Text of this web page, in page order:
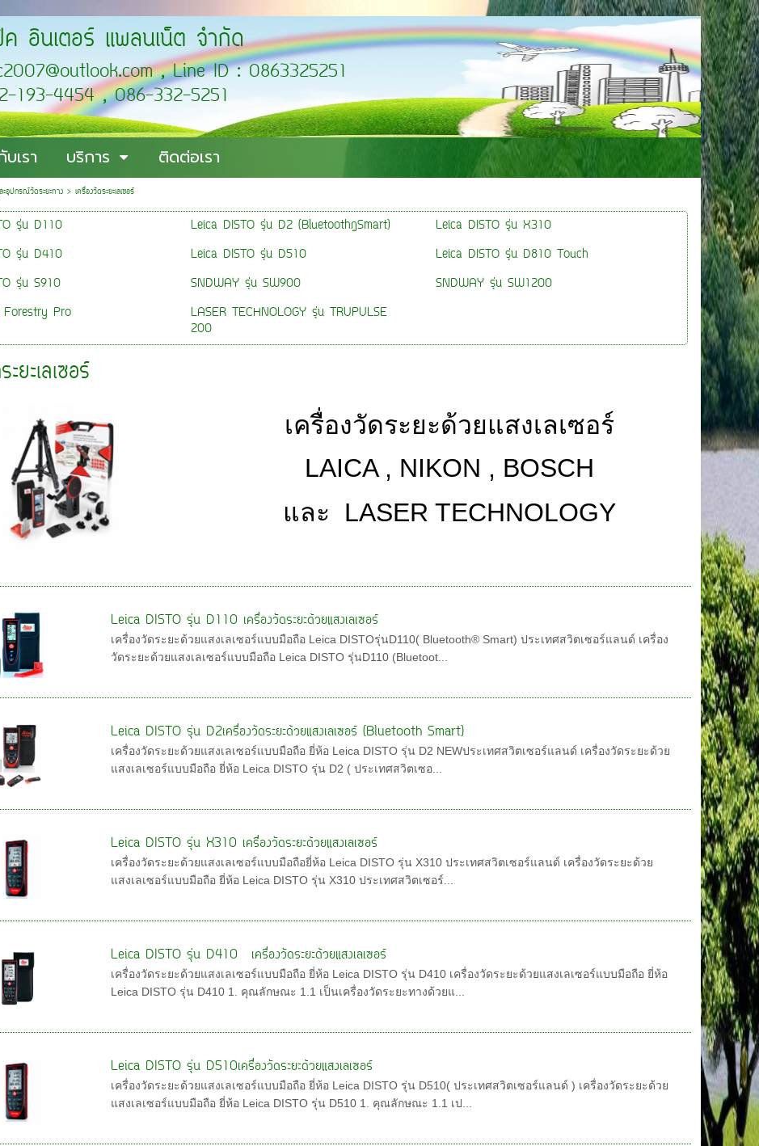
อินเตอร์ แพลนเน็ต จำกัด
, Line ID : 0863325251
4454 , 086-332-5251
เรา บริการ ติดต่อเรา
ะอุปกรณ์วัดระยะทาง> เครื่องวัดระยะเลเซอร์
รุ่น D110 Leica DISTO รุ่น D2 (Bluetooth®Smart)
Leica DISTO รุ่น X310
รุ่น D410
Leica DISTO รุ่น D510
Leica DISTO รุ่น D810 Touch
รุ่น S910
SNDWAY รุ่น SW900
SNDWAY รุ่น SW1200
Forestry Pro
LASER TECHNOLOGY รุ่น TRUPULSE
200
ยะเลเซอร์
เครื่องวัดระยะด้วยแสงเลเซอร์
LAICA , NIKON , BOSCH
และ LASER TECHNOLOGY
Leica DISTO รุ่น D110 เครื่องวัดระยะด้วยแสงเลเซอร์
เครื่องวัดระยะด้วยแสงเลเซอร์แบบมือถือ Leica DISTOรุ่นD110( Bluetooth® Smart) ประเทศสวิตเซอร์แลนด์ เครื่อง
วัดระยะด้วยแสงเลเซอร์แบบมือถือ Leica DISTO รุ่นD110 (Bluetoot...
Leica DISTO รุ่น D2เครื่องวัดระยะด้วยแสงเลเซอร์ (Bluetooth Smart)
เครื่องวัดระยะด้วยแสงเลเซอร์แบบมือถือ ยี่ห้อ Leica DISTO รุ่น D2 NEWประเทศสวิตเซอร์แลนด์ เครื่องวัดระยะด้วย
แสงเลเซอร์แบบมือถือ ยี่ห้อ Leica DISTO รุ่น D2 ( ประเทศสวิตเซอ...
Leica DISTO รุ่น X310 เครื่องวัดระยะด้วยแสงเลเซอร์
เครื่องวัดระยะด้วยแสงเลเซอร์แบบมือถือยี่ห้อ Leica DISTO รุ่น X310 ประเทศสวิตเซอร์แลนด์ เครื่องวัดระยะด้วย
แสงเลเซอร์แบบมือถือ ยี่ห้อ Leica DISTO รุ่น X310 ประเทศสวิตเซอร์...
Leica DISTO รุ่น D410 เครื่องวัดระยะด้วยแสงเลเซอร์
เครื่องวัดระยะด้วยแสงเลเซอร์แบบมือถือ ยี่ห้อ Leica DISTO รุ่น D410 เครื่องวัดระยะด้วยแสงเลเซอร์แบบมือถือ ยี่ห้อ
Leica DISTO รุ่น D410 1. คุณลักษณะ 1.1 เป็นเครื่องวัดระยะทางด้วยแ...
Leica DISTO รุ่น D510เครื่องวัดระยะด้วยแสงเลเซอร์
เครื่องวัดระยะด้วยแสงเลเซอร์แบบมือถือ ยี่ห้อ Leica DISTO รุ่น D510( ประเทศสวิตเซอร์แลนด์ ) เครื่องวัดระยะด้วย
แสงเลเซอร์แบบมือถือ ยี่ห้อ Leica DISTO รุ่น D510 1. คุณลักษณะ 1.1 เป...